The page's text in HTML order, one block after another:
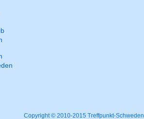
Copyright © 2010-2015 Treffpunkt-